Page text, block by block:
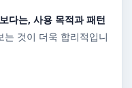
다는, 사용 목적과 패턴
는 것이 더욱 합리적입니